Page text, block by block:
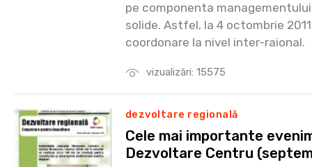
vizualizări: 15575
pe componenta
solide. Astfel, la 4 octombrie
coordonare la nivel inter-raional.
dezvoltare regională
Cele mai importante
Dezvoltare Centru